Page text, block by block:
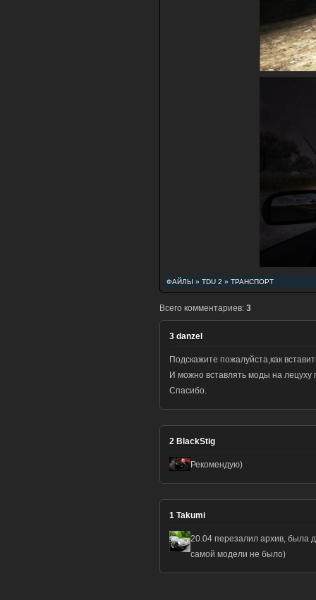
ФАЙЛЫ » TDU 2 » ТРАНСПОРТ
Всего комментариев: 3
3 danzel
Подскажите пожалуйста,как
И можно вставлять моды на лецуху
Спасибо.
2 BlackStig
Рекомендую)
1 Takumi
20.04 перезалил архив, была
самой модели не было)